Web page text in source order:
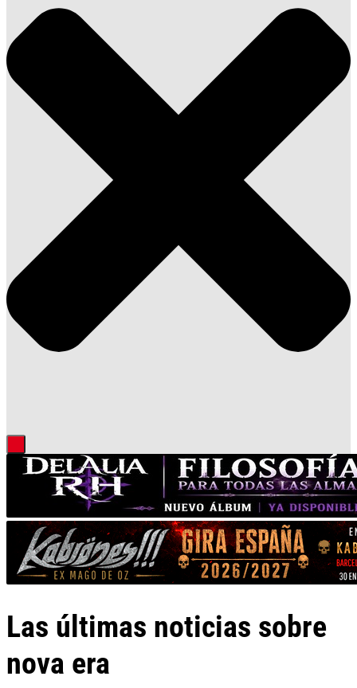
Las últimas noticias sobre
nova era